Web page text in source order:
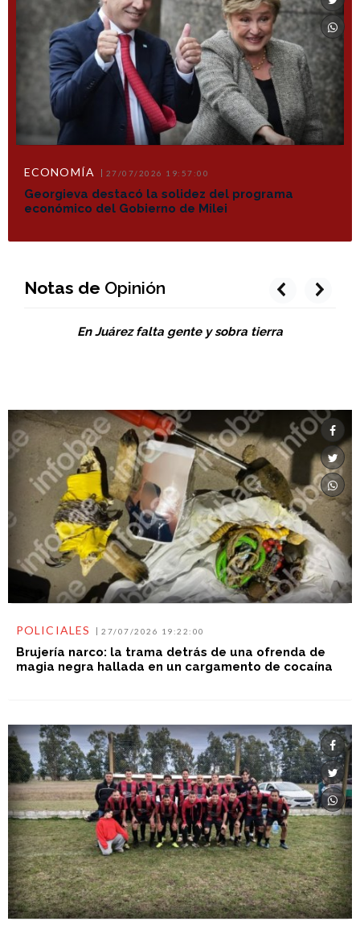
ECONOMÍA 27/07/2026 19:57:00
Georgieva destacó la solidez del programa
económico del Gobierno de Milei
Notas de Opinión
En Juárez falta gente y sobra tierra
prev next
POLICIALES 27/07/2026 19:22:00
Brujería narco: la trama detrás de una ofrenda de
magia negra hallada en un cargamento de cocaína